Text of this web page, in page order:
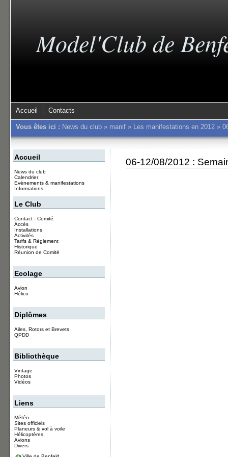
Model'Club de
Accueil Contacts
Vous êtes ici : News du club» manif» Les manifestations en 2012»
06-12/08/2012 :
Accueil
News du club
Calendrier
Evénements & manifestations
Informations
Le Club
Contact - Comité
Accès
Installations
Activités
Tarifs & Règlement
Historique
Réunion de Comité
Ecolage
Avion
Hélico
Diplômes
Ailes, Rotors et Brevets
QPDD
Bibliothèque
Vintage
Photos
Vidéos
Liens
Météo
Sites officiels
Planeurs & vol à voile
Hélicoptères
Avions
Divers